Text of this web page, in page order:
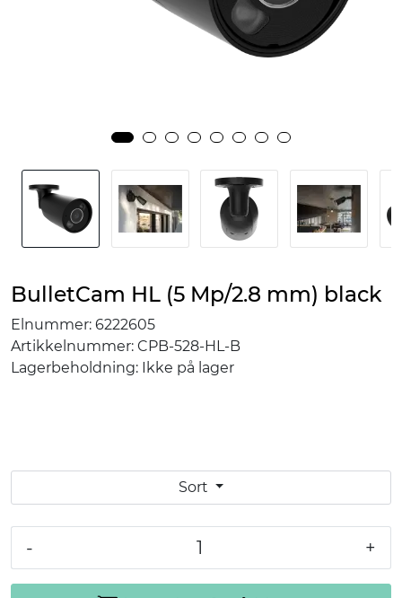
BulletCam HL (5 Mp/2.8 mm) black
Elnummer: 6222605
Artikkelnummer: CPB-528-HL-B
Lagerbeholdning: Ikke på lager
Sort
- +